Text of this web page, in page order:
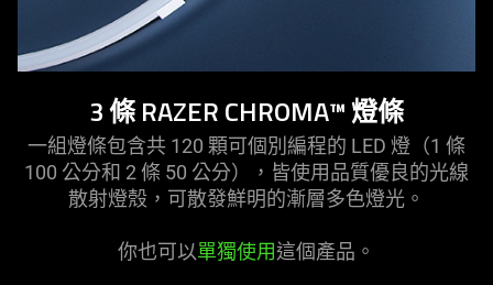
3 條 RAZER CHROMA™ 燈條
一組燈條包含共 120 顆可個別編程的 LED 燈（1 條
100 公分和 2 條 50 公分），皆使用品質優良的光線
散射燈殼，可散發鮮明的漸層多色燈光。
你也可以單獨使用這個產品。